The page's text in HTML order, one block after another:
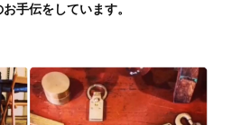
手伝をしています。